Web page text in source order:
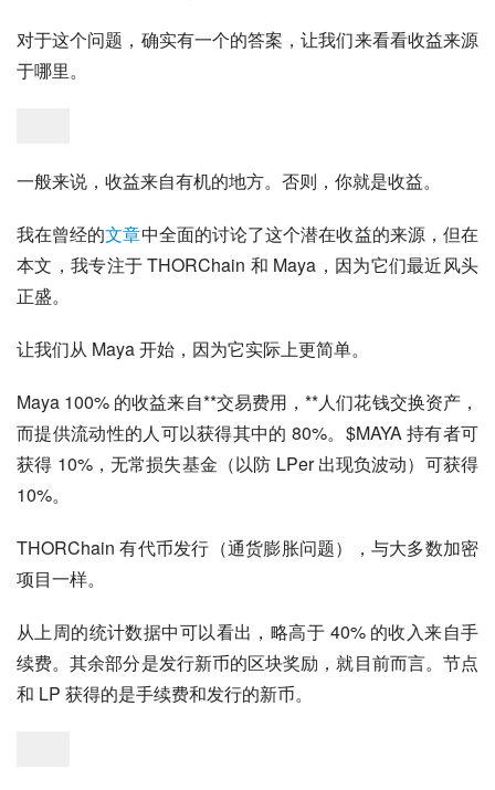
对于这个问题，确实有一个的答案，让我们来看看收益来源
于哪里。
一般来说，收益来自有机的地方。否则，你就是收益。
我在曾经的文章中全面的讨论了这个潜在收益的来源，但在
本文，我专注于 THORChain 和 Maya，因为它们最近风头
正盛。
让我们从 Maya 开始，因为它实际上更简单。
Maya 100% 的收益来自**交易费用，**人们花钱交换资产，
而提供流动性的人可以获得其中的 80%。$MAYA 持有者可
获得 10%，无常损失基金（以防 LPer 出现负波动）可获得
10%。
THORChain 有代币发行（通货膨胀问题），与大多数加密
项目一样。
从上周的统计数据中可以看出，略高于 40% 的收入来自手
续费。其余部分是发行新币的区块奖励，就目前而言。节点
和 LP 获得的是手续费和发行的新币。